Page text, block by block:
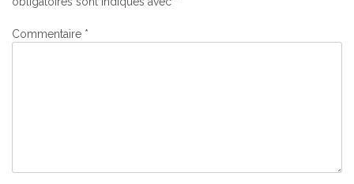
Commentaire *